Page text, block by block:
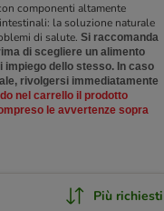
componenti altamente
la soluzione naturale
di salute. Si raccomanda
di scegliere un alimento
dello stesso. In caso
rivolgersi immediatamente
nel carrello il prodotto
le avvertenze sopra
Più richiesti